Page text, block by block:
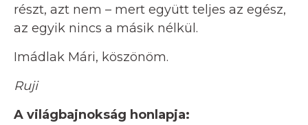
részt, azt nem – mert együtt teljes az egész,
az egyik nincs a másik nélkül.
Imádlak Mári, köszönöm.
Ruji
A világbajnokság honlapja: